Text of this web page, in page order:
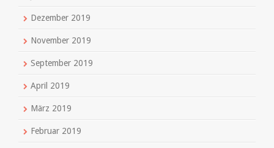
Dezember 2019
November 2019
September 2019
April 2019
März 2019
Februar 2019